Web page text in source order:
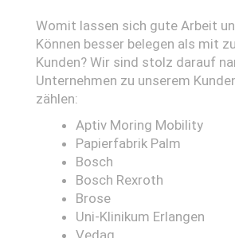
Womit lassen sich gute Arbeit
Können besser belegen als mit
Kunden? Wir sind stolz darauf
Unternehmen zu unserem
zählen:
Aptiv Moring Mobility
Papierfabrik Palm
Bosch
Bosch Rexroth
Brose
Uni-Klinikum Erlangen
Vedag